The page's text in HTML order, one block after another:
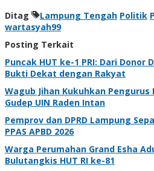
Ditag Lampung Tengah Politik
wartasyah99
Posting Terkait
Puncak HUT ke-1 PRI: Dari Donor
Bukti Dekat dengan Rakyat
Wagub Jihan Kukuhkan
Gudep UIN Raden Intan
Pemprov dan DPRD Lampung
PPAS APBD 2026
Warga Perumahan Grand Esha
Bulutangkis HUT RI ke-81